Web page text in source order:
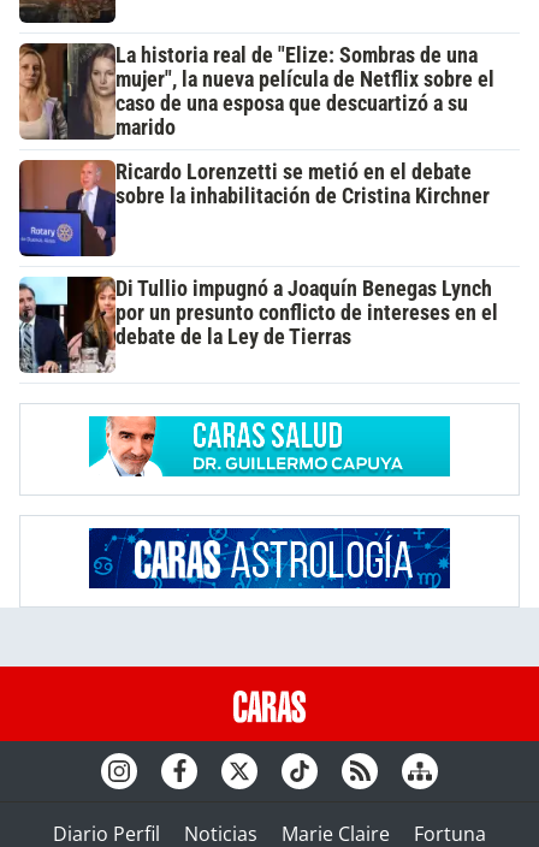
La historia real de "Elize: Sombras de una
mujer", la nueva película de Netflix sobre el
caso de una esposa que descuartizó a su
marido
Ricardo Lorenzetti se metió en el debate
sobre la inhabilitación de Cristina Kirchner
Di Tullio impugnó a Joaquín Benegas Lynch
por un presunto conflicto de intereses en el
debate de la Ley de Tierras
Diario Perfil Noticias Marie Claire Fortuna